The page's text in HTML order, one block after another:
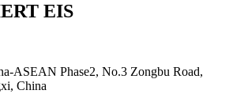
EIS
ASEAN Phase2, No.3 Zongbu Road,
China